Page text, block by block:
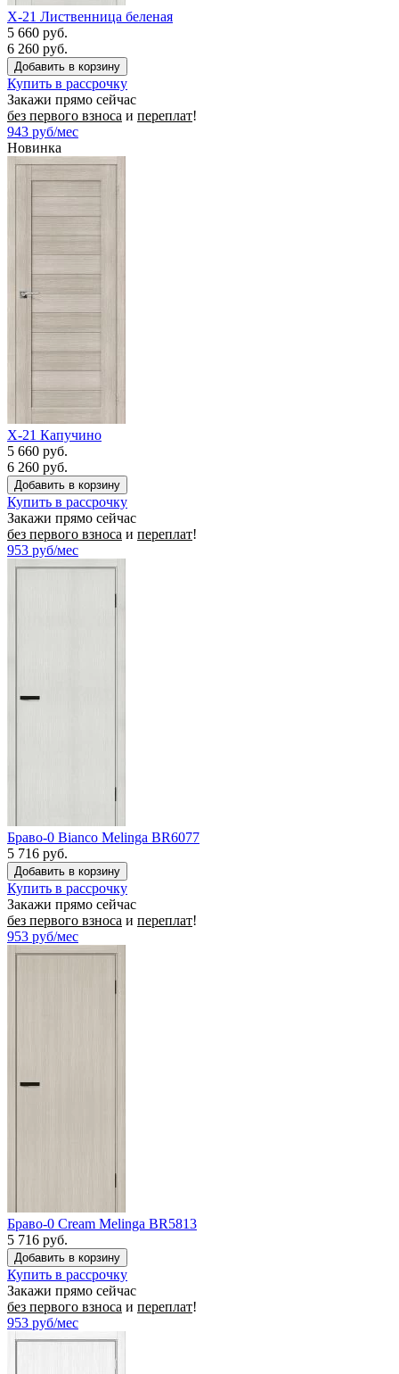
X-21 Лиственница беленая
5 660 руб.
6 260 руб.
Купить в рассрочку
Закажи прямо сейчас
без первого взноса и переплат!
943 руб/мес
Новинка
X-21 Капучино
5 660 руб.
6 260 руб.
Купить в рассрочку
Закажи прямо сейчас
без первого взноса и переплат!
953 руб/мес
Браво-0 Bianco Melinga BR6077
5 716 руб.
Купить в рассрочку
Закажи прямо сейчас
без первого взноса и переплат!
953 руб/мес
Браво-0 Cream Melinga BR5813
5 716 руб.
Купить в рассрочку
Закажи прямо сейчас
без первого взноса и переплат!
953 руб/мес